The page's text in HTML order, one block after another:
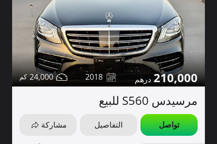
210,000
2018
24,000
مرسيدس S560 للبيع
تواصل التفاصيل مشاركة